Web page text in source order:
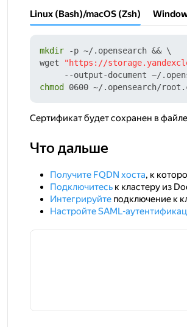
Linux (Bash)/macOS (Zsh)
mkdir -p ~/.opensearch && \
wget
"https://
chmod
Сертификат будет сохранен в файле
Что дальше
Что дальше
Получите FQDN хоста, к
Подключитесь к кластеру из
Интегрируйте подключение к
Настройте SAML-